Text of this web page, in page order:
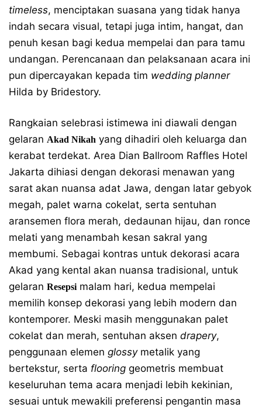
timeless, menciptakan suasana yang tidak hanya
indah secara visual, tetapi juga intim, hangat, dan
penuh kesan bagi kedua mempelai dan para tamu
undangan. Perencanaan dan pelaksanaan acara ini
pun dipercayakan kepada tim wedding planner
Hilda by Bridestory.
Rangkaian selebrasi istimewa ini diawali dengan
gelaran Akad Nikah yang dihadiri oleh keluarga dan
kerabat terdekat. Area Dian Ballroom Raffles Hotel
Jakarta dihiasi dengan dekorasi menawan yang
sarat akan nuansa adat Jawa, dengan latar gebyok
megah, palet warna cokelat, serta sentuhan
aransemen flora merah, dedaunan hijau, dan ronce
melati yang menambah kesan sakral yang
membumi. Sebagai kontras untuk dekorasi acara
Akad yang kental akan nuansa tradisional, untuk
gelaran Resepsimalam hari, kedua mempelai
memilih konsep dekorasi yang lebih modern dan
kontemporer. Meski masih menggunakan palet
cokelat dan merah, sentuhan aksen drapery,
penggunaan elemen glossymetalik yang
bertekstur, serta flooring geometris membuat
keseluruhan tema acara menjadi lebih kekinian,
sesuai untuk mewakili preferensi pengantin masa